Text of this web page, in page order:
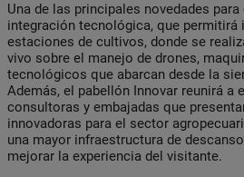
Una de las principales novedades
integración tecnológica, que permitirá
estaciones de cultivos, donde se
vivo sobre el manejo de drones,
tecnológicos que abarcan desde la
Además, el pabellón Innovar reunirá a
consultoras y embajadas que
innovadoras para el sector
una mayor infraestructura de
mejorar la experiencia del visitante.